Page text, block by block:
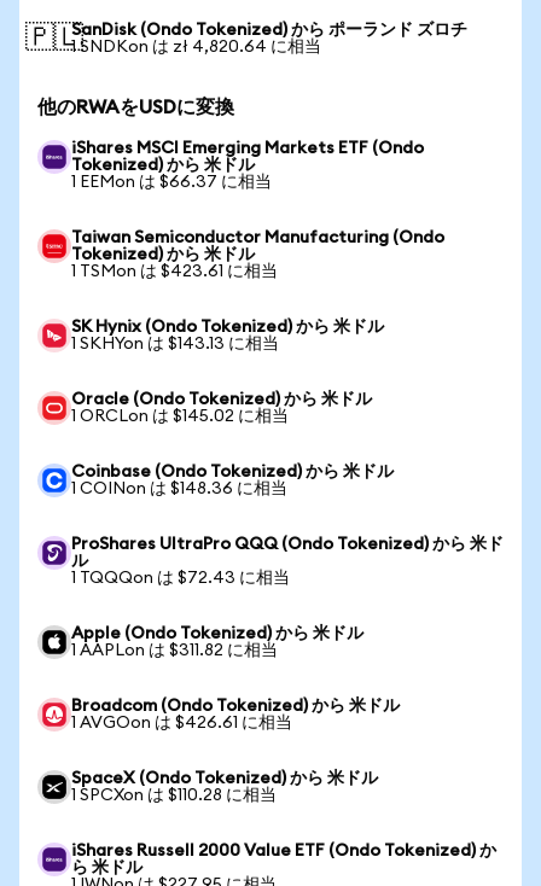
🇵🇱SanDisk (Ondo Tokenized) から ポーランド ズロチ
1 SNDKon は zł 4,820.64 に相当
他のRWAをUSDに変換
iShares MSCI Emerging Markets ETF (Ondo
Tokenized) から 米ドル
1 EEMon は $66.37 に相当
Taiwan Semiconductor Manufacturing (Ondo
Tokenized) から 米ドル
1 TSMon は $423.61 に相当
SK Hynix (Ondo Tokenized) から 米ドル
1 SKHYon は $143.13 に相当
Oracle (Ondo Tokenized) から 米ドル
1 ORCLon は $145.02 に相当
Coinbase (Ondo Tokenized) から 米ドル
1 COINon は $148.36 に相当
ProShares UltraPro QQQ (Ondo Tokenized) から 米ド
ル
1 TQQQon は $72.43 に相当
Apple (Ondo Tokenized) から 米ドル
1 AAPLon は $311.82 に相当
Broadcom (Ondo Tokenized) から 米ドル
1 AVGOon は $426.61 に相当
SpaceX (Ondo Tokenized) から 米ドル
1 SPCXon は $110.28 に相当
iShares Russell 2000 Value ETF (Ondo Tokenized) か
ら 米ドル